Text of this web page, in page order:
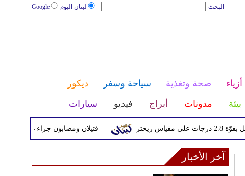
لبنان اليوم Google البحث
أزياء صحة وتغذية سياحة وسفر
ديكور
بيئة مدونات أبراج فيديو سيارات
قتيلان ومصابون جراء 14 غارة إسرائيلية على شرق وجنوب لبنان
آخر الأخبار